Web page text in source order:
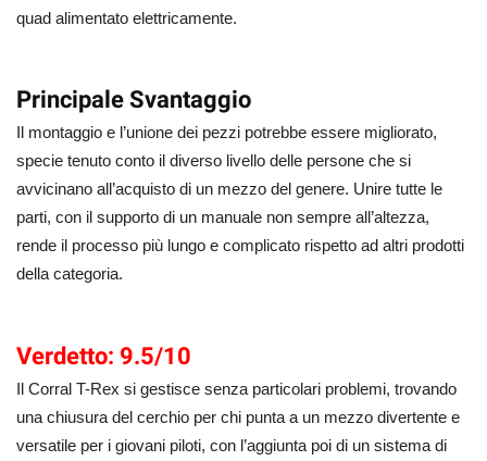
quad alimentato elettricamente.
Principale Svantaggio
Il montaggio e l’unione dei pezzi potrebbe essere migliorato,
specie tenuto conto il diverso livello delle persone che si
avvicinano all’acquisto di un mezzo del genere. Unire tutte le
parti, con il supporto di un manuale non sempre all’altezza,
rende il processo più lungo e complicato rispetto ad altri prodotti
della categoria.
Verdetto: 9.5/10
Il Corral T-Rex si gestisce senza particolari problemi, trovando
una chiusura del cerchio per chi punta a un mezzo divertente e
versatile per i giovani piloti, con l’aggiunta poi di un sistema di